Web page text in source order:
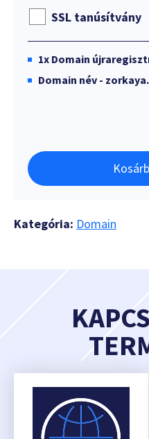
SSL tanúsítvány
1x Domain
Domain név -
Kategória: Domain